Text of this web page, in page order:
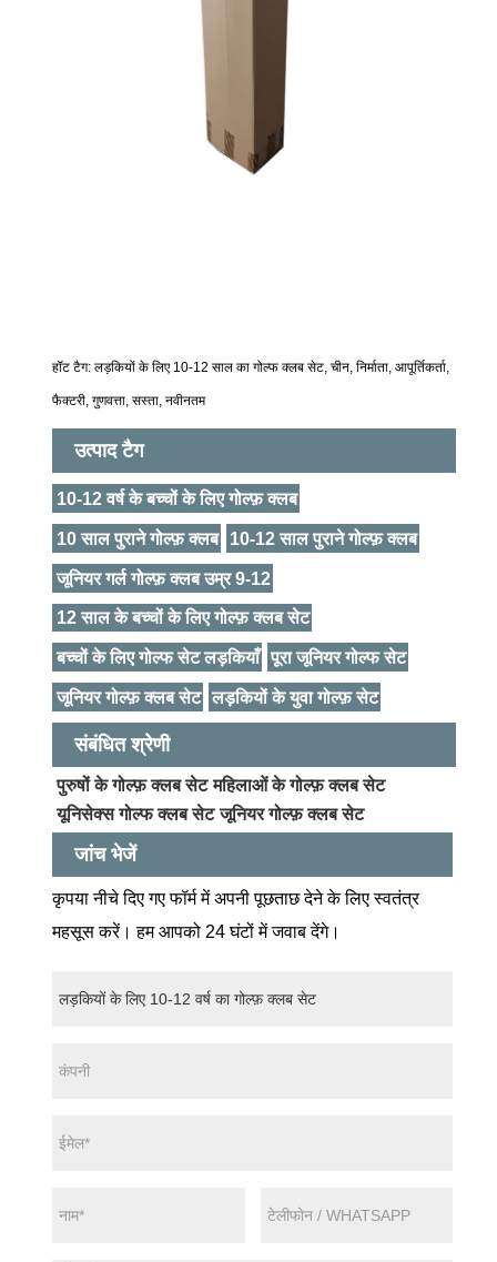
हॉट टैग: लड़कियों के लिए 10-12 साल का गोल्फ क्लब सेट, चीन, निर्माता, आपूर्तिकर्ता,
फैक्टरी, गुणवत्ता, सस्ता, नवीनतम
उत्पाद टैग
10-12 वर्ष के बच्चों के लिए गोल्फ़ क्लब
10 साल पुराने गोल्फ़ क्लब 10-12 साल पुराने गोल्फ़ क्लब
जूनियर गर्ल गोल्फ़ क्लब उम्र 9-12
12 साल के बच्चों के लिए गोल्फ़ क्लब सेट
बच्चों के लिए गोल्फ सेट लड़कियाँ पूरा जूनियर गोल्फ सेट
जूनियर गोल्फ़ क्लब सेट लड़कियों के युवा गोल्फ़ सेट
संबंधित श्रेणी
पुरुषों के गोल्फ़ क्लब सेट महिलाओं के गोल्फ़ क्लब सेट
यूनिसेक्स गोल्फ क्लब सेट जूनियर गोल्फ़ क्लब सेट
जांच भेजें
कृपया नीचे दिए गए फॉर्म में अपनी पूछताछ देने के लिए स्वतंत्र
महसूस करें। हम आपको 24 घंटों में जवाब देंगे।